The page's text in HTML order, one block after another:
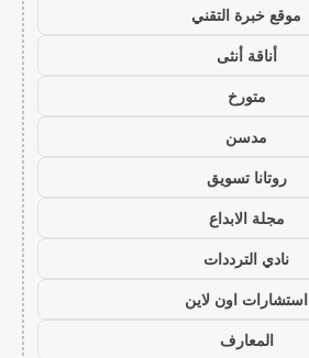
موقع خبرة التقني
أناقة أنثى
متورخ
مدسن
روتانا تسويق
مجلة الابداع
نادي الترددات
استشارات اون لاين
المعارف